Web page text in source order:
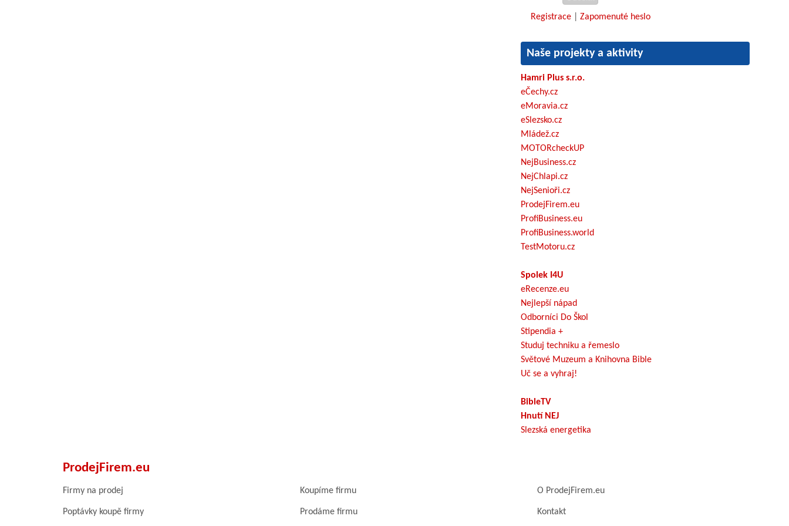
Registrace Zapomenuté heslo
Naše projekty a aktivity
Hamri Plus s.r.o.
eČechy.cz
eMoravia.cz
eSlezsko.cz
Mládež.cz
MOTORcheckUP
NejBusiness.cz
NejChlapi.cz
NejSenioři.cz
ProdejFirem.eu
ProfiBusiness.eu
ProfiBusiness.world
TestMotoru.cz
Spolek I4U
eRecenze.eu
Nejlepší nápad
Odborníci Do Škol
Stipendia +
Studuj techniku a řemeslo
Světové Muzeum a Knihovna Bible
Uč se a vyhraj!
BibleTV
Hnutí NEJ
Slezská energetika
ProdejFirem.eu
Firmy na prodej Koupíme firmu O ProdejFirem.eu
Poptávky koupě firmy Prodáme firmu Kontakt